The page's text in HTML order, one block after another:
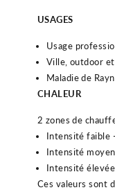
USAGES
Usage
Ville, outdoor
Maladie de
CHALEUR
2 zones de
Intensité faible
Intensité
Intensité
Ces valeurs sont